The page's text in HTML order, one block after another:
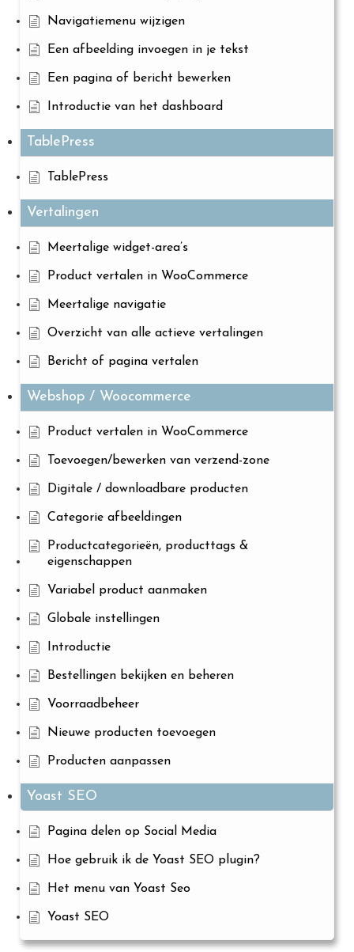
Navigatiemenu wijzigen
Een afbeelding invoegen in je tekst
Een pagina of bericht bewerken
Introductie van het dashboard
TablePress
TablePress
Vertalingen
Meertalige widget-area’s
Product vertalen in WooCommerce
Meertalige navigatie
Overzicht van alle actieve vertalingen
Bericht of pagina vertalen
Webshop / Woocommerce
Product vertalen in WooCommerce
Toevoegen/bewerken van verzend-zone
Digitale / downloadbare producten
Categorie afbeeldingen
Productcategorieën, producttags &
eigenschappen
Variabel product aanmaken
Globale instellingen
Introductie
Bestellingen bekijken en beheren
Voorraadbeheer
Nieuwe producten toevoegen
Producten aanpassen
Yoast SEO
Pagina delen op Social Media
Hoe gebruik ik de Yoast SEO plugin?
Het menu van Yoast Seo
Yoast SEO